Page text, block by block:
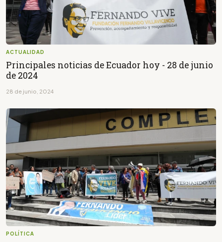
ACTUALIDAD
Principales noticias de Ecuador hoy - 28 de junio
de 2024
28 de junio, 2024
POLÍTICA